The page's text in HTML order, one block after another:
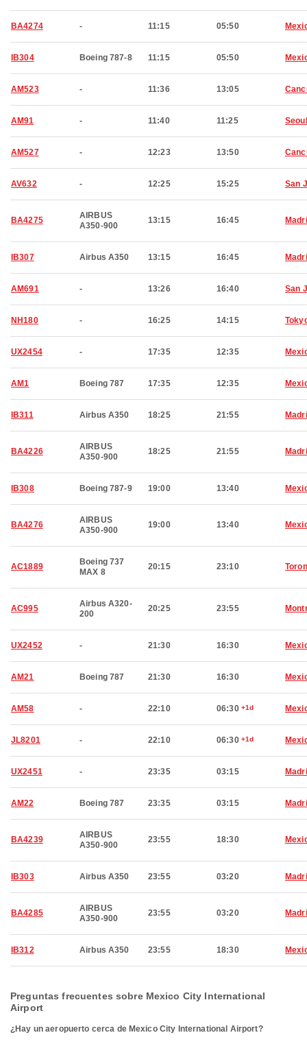
BA4274 - 11:15 05:50
IB304 Boeing 787-8 11:15 05:50
AM523 - 11:36 13:05
AM91 - 11:40 11:25 Seoul
AM527 - 12:23 13:50
AV632 - 12:25 15:25 San
BA4275
AIRBUS
A350-900
13:15 16:45
IB307 Airbus A350 13:15 16:45
AM691 - 13:26 16:40 San
NH180 - 16:25 14:15
UX2454 - 17:35 12:35
AM1 Boeing 787 17:35 12:35
IB311 Airbus A350 18:25 21:55
BA4226
AIRBUS
A350-900
18:25 21:55
IB308 Boeing 787-9 19:00 13:40
BA4276
AIRBUS
A350-900
19:00 13:40
AC1889
Boeing 737
MAX 8
20:15 23:10
AC995
Airbus A320-
200
20:25 23:55
UX2452 - 21:30 16:30
AM21 Boeing 787 21:30 16:30
AM58 - 22:10 06:30 +1d
JL8201 - 22:10 06:30 +1d
UX2451 - 23:35 03:15
AM22 Boeing 787 23:35 03:15
BA4239
AIRBUS
A350-900
23:55 18:30
IB303 Airbus A350 23:55 03:20
BA4285
AIRBUS
A350-900
23:55 03:20
IB312 Airbus A350 23:55 18:30
Preguntas frecuentes sobre Mexico City International
Airport
¿Hay un aeropuerto cerca de Mexico City International Airport?